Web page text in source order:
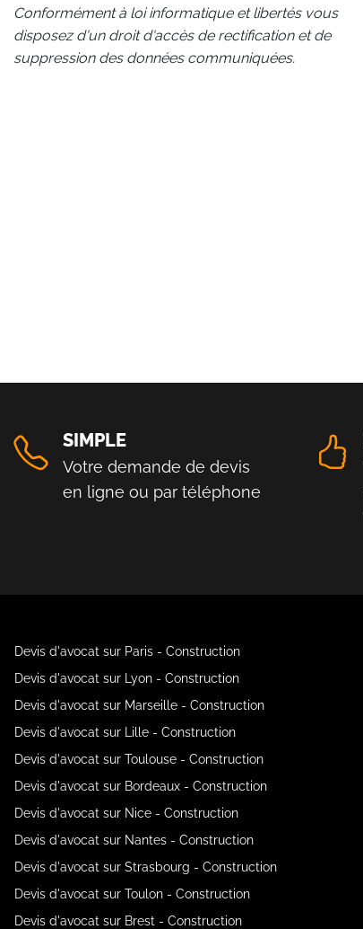
Conformément à loi informatique et libertés vous
disposez d'un droit d'accès de rectification et de
suppression des données communiquées.
SIMPLE
Votre demande de devis
en ligne ou par téléphone
Devis d'avocat sur Paris - Construction
Devis d'avocat sur Lyon - Construction
Devis d'avocat sur Marseille - Construction
Devis d'avocat sur Lille - Construction
Devis d'avocat sur Toulouse - Construction
Devis d'avocat sur Bordeaux - Construction
Devis d'avocat sur Nice - Construction
Devis d'avocat sur Nantes - Construction
Devis d'avocat sur Strasbourg - Construction
Devis d'avocat sur Toulon - Construction
Devis d'avocat sur Brest - Construction